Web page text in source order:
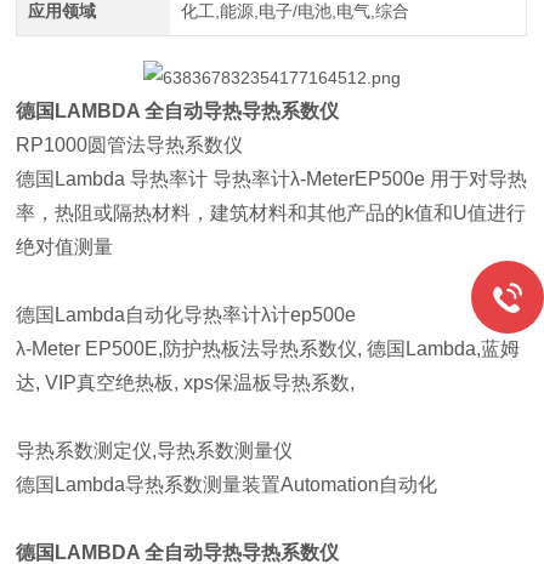
应用领域 化工,能源,电子/电池,电气,综合
德国LAMBDA 全自动导热导热系数仪
RP1000圆管法导热系数仪
德国Lambda 导热率计 导热率计λ-MeterEP500e 用于对导热
率，热阻或隔热材料，建筑材料和其他产品的k值和U值进行
绝对值测量
德国Lambda自动化导热率计λ计ep500e
λ-Meter EP500E,防护热板法导热系数仪, 德国Lambda,蓝姆
达, VIP真空绝热板, xps保温板导热系数,
导热系数测定仪,导热系数测量仪
德国Lambda导热系数测量装置Automation自动化
德国LAMBDA 全自动导热导热系数仪